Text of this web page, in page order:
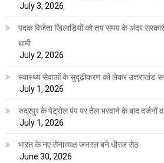
July 3, 2026
पदक विजेता खिलाड़ियों को तय समय के अंदर
धामी
July 2, 2026
स्वास्थ्य सेवाओं के सुदृढ़ीकरण को लेकर उत्तराखंड
July 1, 2026
रुद्रपुर के पेट्रोल पंप पर तेल भरवाने के बाद दर्जनों
July 1, 2026
भारत के नए सेनाध्यक्ष जनरल बने धीरज सेठ
June 30, 2026